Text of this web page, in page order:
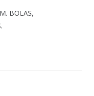
BOLAS,